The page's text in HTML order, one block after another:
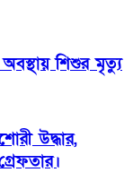
শিশুর মৃত্যু
উদ্ধার,